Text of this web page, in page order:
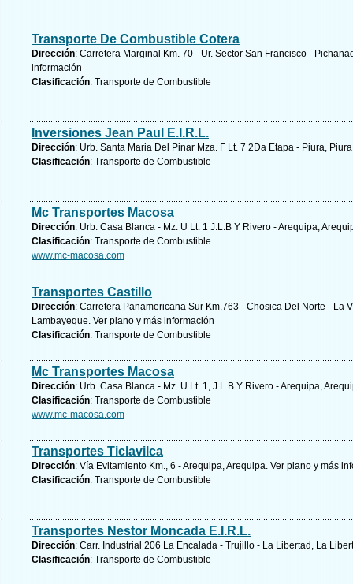
Transporte De Combustible Cotera
Dirección: Carretera Marginal Km. 70 - Ur. Sector San Francisco -
información
Clasificación: Transporte de Combustible
Inversiones Jean Paul E.I.R.L.
Dirección: Urb. Santa Maria Del Pinar Mza. F Lt. 7 2Da Etapa - Piura,
Clasificación: Transporte de Combustible
Mc Transportes Macosa
Dirección: Urb. Casa Blanca - Mz. U Lt. 1 J.L.B Y Rivero - Arequipa,
Clasificación: Transporte de Combustible
www.mc-macosa.com
Transportes Castillo
Dirección: Carretera Panamericana Sur Km.763 - Chosica Del Norte - La
Lambayeque. Ver plano y más información
Clasificación: Transporte de Combustible
Mc Transportes Macosa
Dirección: Urb. Casa Blanca - Mz. U Lt. 1, J.L.B Y Rivero - Arequipa,
Clasificación: Transporte de Combustible
www.mc-macosa.com
Transportes Ticlavilca
Dirección: Vía Evitamiento Km., 6 - Arequipa, Arequipa. Ver plano y más
Clasificación: Transporte de Combustible
Transportes Nestor Moncada E.I.R.L.
Dirección: Carr. Industrial 206 La Encalada - Trujillo - La Libertad, La
Clasificación: Transporte de Combustible